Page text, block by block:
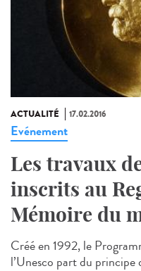
ACTUALITÉ 17.02.2016
Evénement
Les travaux
inscrits au
Mémoire du
Créé en 1992, le
l’Unesco part du